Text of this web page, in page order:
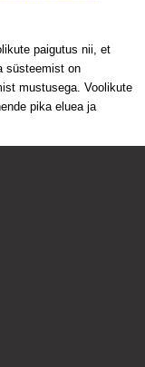
paigutus nii, et
süsteemist on
mustusega. Voolikute
pika eluea ja